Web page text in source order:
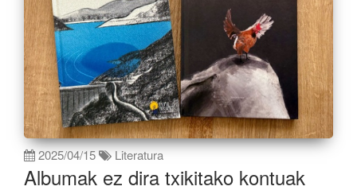
2025/04/15 Literatura
Albumak ez dira txikitako kontuak